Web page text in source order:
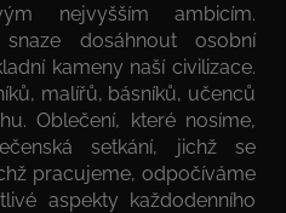
nejvyšším ambicím.
dosáhnout osobní
kameny naší civilizace.
malířů, básníků, učenců
Oblečení, které nosíme,
setkání, jichž se
pracujeme, odpočíváme
aspekty každodenního